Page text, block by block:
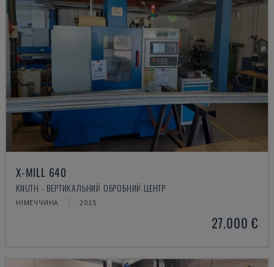
X-MILL 640
KNUTH - ВЕРТИКАЛЬНИЙ ОБРОБНИЙ ЦЕНТР
НІМЕЧЧИНА 2015
27.000 €